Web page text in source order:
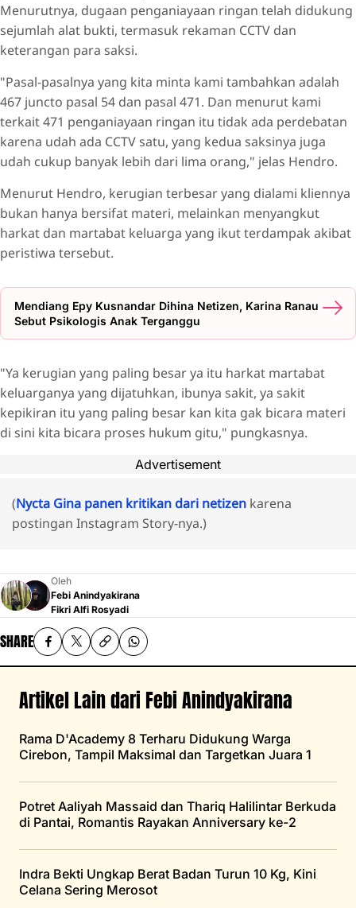
Menurutnya, dugaan penganiayaan ringan telah didukung
sejumlah alat bukti, termasuk rekaman CCTV dan
keterangan para saksi.
"Pasal-pasalnya yang kita minta kami tambahkan adalah
467 juncto pasal 54 dan pasal 471. Dan menurut kami
terkait 471 penganiayaan ringan itu tidak ada perdebatan
karena udah ada CCTV satu, yang kedua saksinya juga
udah cukup banyak lebih dari lima orang," jelas Hendro.
Menurut Hendro, kerugian terbesar yang dialami kliennya
bukan hanya bersifat materi, melainkan menyangkut
harkat dan martabat keluarga yang ikut terdampak akibat
peristiwa tersebut.
Mendiang Epy Kusnandar Dihina Netizen, Karina Ranau
Sebut Psikologis Anak Terganggu
"Ya kerugian yang paling besar ya itu harkat martabat
keluarganya yang dijatuhkan, ibunya sakit, ya sakit
kepikiran itu yang paling besar kan kita gak bicara materi
di sini kita bicara proses hukum gitu," pungkasnya.
Advertisement
(Nycta Gina panen kritikan dari netizen karena
postingan Instagram Story-nya.)
Oleh
Febi Anindyakirana
Fikri Alfi Rosyadi
SHARE
Artikel Lain dari Febi Anindyakirana
Rama D'Academy 8 Terharu Didukung Warga
Cirebon, Tampil Maksimal dan Targetkan Juara 1
Potret Aaliyah Massaid dan Thariq Halilintar Berkuda
di Pantai, Romantis Rayakan Anniversary ke-2
Indra Bekti Ungkap Berat Badan Turun 10 Kg, Kini
Celana Sering Merosot